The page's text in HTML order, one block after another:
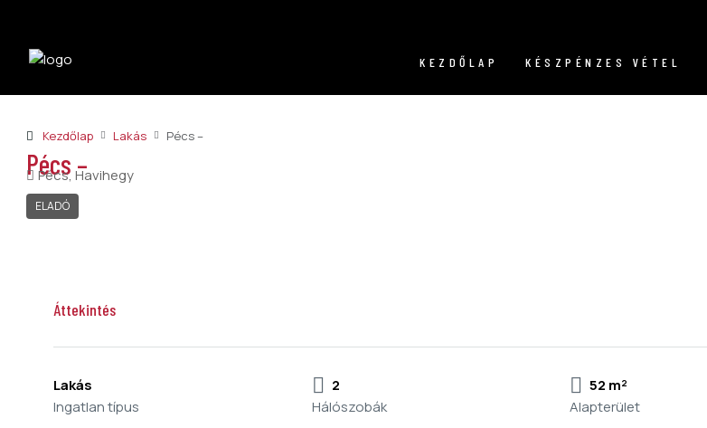
KEZDŐLAP KÉSZPÉNZES VÉTEL
Kezdőlap Lakás Pécs –
Pécs –
Pécs, Havihegy
ELADÓ
Áttekintés
Lakás
Ingatlan típus
2
Hálószobák
52 m²
Alapterület